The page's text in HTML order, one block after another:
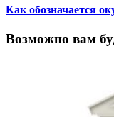
Как обозначается
Возможно вам